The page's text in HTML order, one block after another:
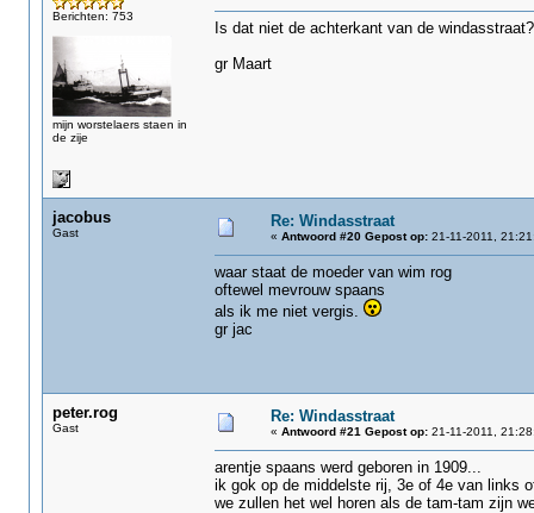
Berichten: 753
mijn worstelaers staen in
de zije
Is dat niet de achterkant van de windasstraat?
gr Maart
jacobus
Gast
Re: Windasstraat
« Antwoord #20 Gepost op: 21-11-2011,
waar staat de moeder van wim rog
oftewel mevrouw spaans
als ik me niet vergis.
gr jac
peter.rog
Gast
Re: Windasstraat
« Antwoord #21 Gepost op: 21-11-2011,
arentje spaans werd geboren in 1909...
ik gok op de middelste rij, 3e of 4e van links
we zullen het wel horen als de tam-tam zijn